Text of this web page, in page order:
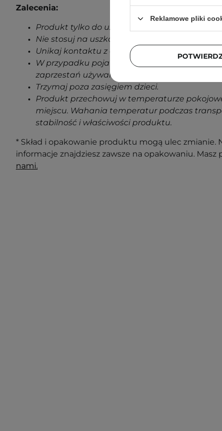
Zalecenia:
Produkt tylko do użytku zewnętrznego.
Nie stosuj na uszkodzoną skórę.
Unikaj kontaktu z oczami.
W przypadku pojawienia się jakichkolwiek
zaprzestań używania produktu.
Trzymaj poza zasięgiem dzieci.
Produkt przechowuj w temperaturze
miejscu. Wahania temperatur podczas
stabilność i właściwości produktu.
* Skład i opakowanie produktu mogą ulec zmianie.
informacje znajdziesz zawsze na opakowaniu. Masz
nami.
Reklamowe pliki